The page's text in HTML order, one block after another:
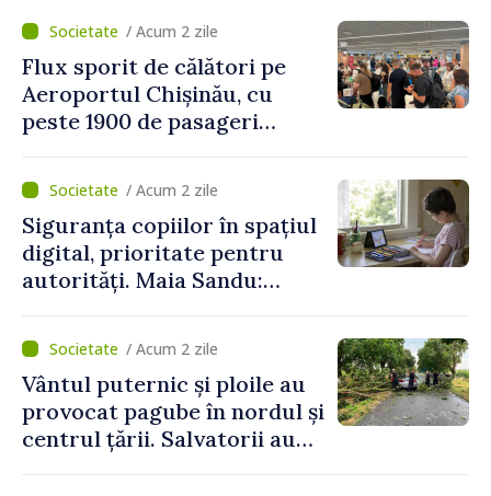
/ Acum 2 zile
Flux sporit de călători pe
Aeroportul Chișinău, cu
peste 1900 de pasageri
de vârf a concediilor
/ Acum 2 zile
Siguranța copiilor în spațiul
digital, prioritate pentru
autorități. Maia Sandu:
mecanisme care să-i
protejeze”/ Acum 2 zile
Vântul puternic și ploile au
provocat pagube în nordul și
centrul țării. Salvatorii au